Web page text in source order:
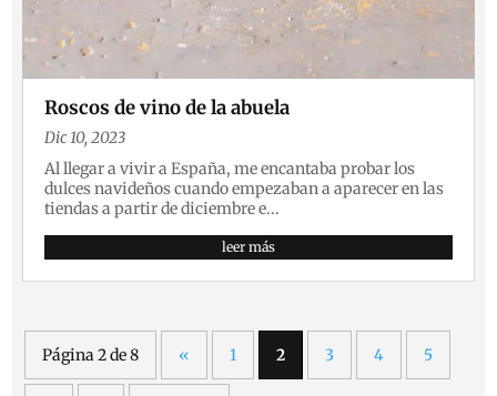
Roscos de vino de la abuela
Dic 10, 2023
Al llegar a vivir a España, me encantaba probar los
dulces navideños cuando empezaban a aparecer en las
tiendas a partir de diciembre e...
leer más
Página 2 de 8 « 1 2 3 4 5